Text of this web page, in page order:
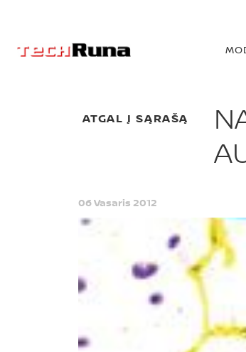
ATGAL Į SĄRAŠĄ
06 Vasaris 2012